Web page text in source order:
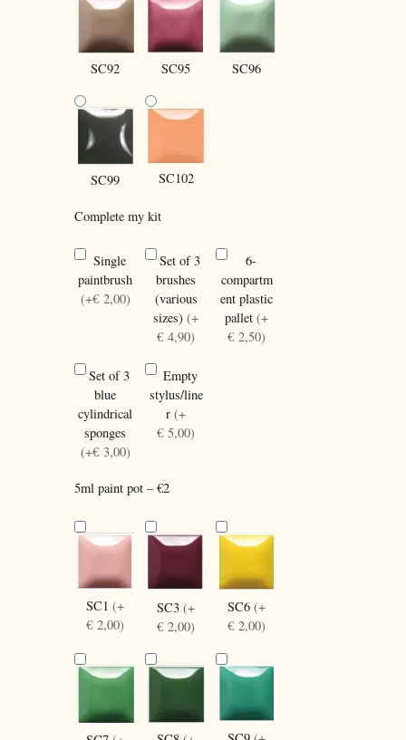
SC92 SC95 SC96
SC99 SC102
Complete my kit
Single
paintbrush
(+€ 2,00)
Set of 3
brushes
(various
sizes)(+
€ 4,90)
6-
compartm
ent plastic
pallet(+
€ 2,50)
Set of 3
blue
cylindrical
sponges
(+€ 3,00)
Empty
stylus/line
r(+
€ 5,00)
5ml paint pot – €2
SC1(+
€ 2,00)
SC3(+
€ 2,00)
SC6(+
€ 2,00)